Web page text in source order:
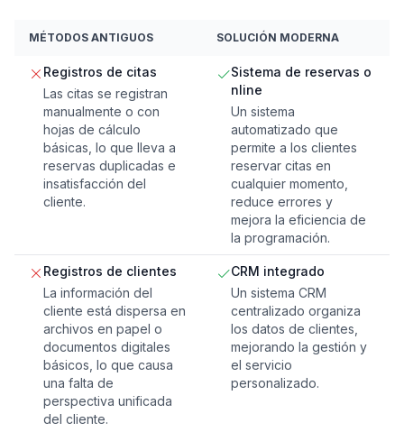
MÉTODOS ANTIGUOS SOLUCIÓN MODERNA
Registros de citas
Las citas se registran
manualmente o con
hojas de cálculo
básicas, lo que lleva a
reservas duplicadas e
insatisfacción del
cliente.
Sistema de reservas o
nline
Un sistema
automatizado que
permite a los clientes
reservar citas en
cualquier momento,
reduce errores y
mejora la eficiencia de
la programación.
Registros de clientes
La información del
cliente está dispersa en
archivos en papel o
documentos digitales
básicos, lo que causa
una falta de
perspectiva unificada
del cliente.
CRM integrado
Un sistema CRM
centralizado organiza
los datos de clientes,
mejorando la gestión y
el servicio
personalizado.